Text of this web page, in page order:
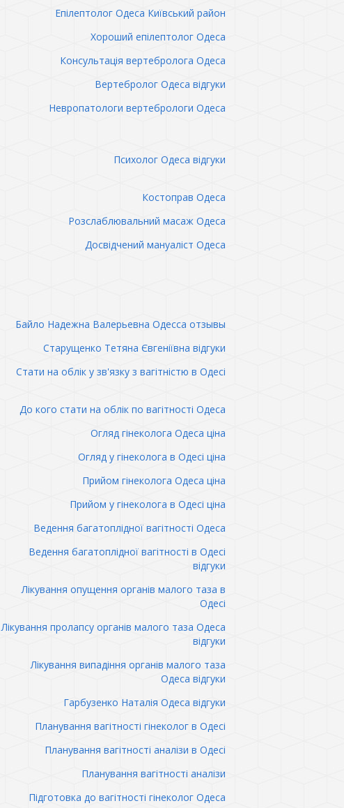
Епілептолог Одеса Київський район
Хороший епілептолог Одеса
Консультація вертебролога Одеса
Вертебролог Одеса відгуки
Невропатологи вертебрологи Одеса
Психолог Одеса відгуки
Костоправ Одеса
Розслаблювальний масаж Одеса
Досвідчений мануаліст Одеса
Байло Надежна Валерьевна Одесса отзывы
Старущенко Тетяна Євгеніївна відгуки
Стати на облік у зв'язку з вагітністю в Одесі
До кого стати на облік по вагітності Одеса
Огляд гінеколога Одеса ціна
Огляд у гінеколога в Одесі ціна
Прийом гінеколога Одеса ціна
Прийом у гінеколога в Одесі ціна
Ведення багатоплідної вагітності Одеса
Ведення багатоплідної вагітності в Одесі
відгуки
Лікування опущення органів малого таза в
Одесі
Лікування пролапсу органів малого таза Одеса
відгуки
Лікування випадіння органів малого таза
Одеса відгуки
Гарбузенко Наталія Одеса відгуки
Планування вагітності гінеколог в Одесі
Планування вагітності аналізи в Одесі
Планування вагітності аналізи
Підготовка до вагітності гінеколог Одеса